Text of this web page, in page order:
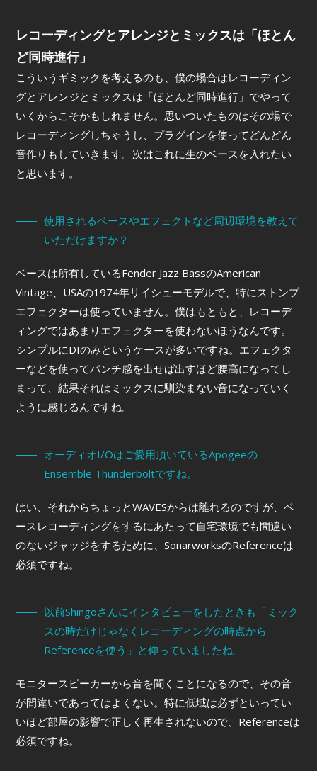
レコーディングとアレンジとミックスは「ほとん
ど同時進行」
こういうギミックを考えるのも、僕の場合はレコーディン
グとアレンジとミックスは「ほとんど同時進行」でやって
いくからこそかもしれません。思いついたものはその場で
レコーディングしちゃうし、プラグインを使ってどんどん
音作りもしていきます。次はこれに生のベースを入れたい
と思います。
使用されるベースやエフェクトなど周辺環境を教えて
いただけますか？
ベースは所有しているFender Jazz BassのAmerican
Vintage、USAの1974年リイシューモデルで、特にストンプ
エフェクターは使っていません。僕はもともと、レコーデ
ィングではあまりエフェクターを使わないほうなんです。
シンプルにDIのみというケースが多いですね。エフェクタ
ーなどを使ってパンチ感を出せば出すほど腰高になってし
まって、結果それはミックスに馴染まない音になっていく
ように感じるんですね。
オーディオI/Oはご愛用頂いているApogeeの
Ensemble Thunderboltですね。
はい、それからちょっとWAVESからは離れるのですが、ベ
ースレコーディングをするにあたって自宅環境でも間違い
のないジャッジをするために、SonarworksのReferenceは
必須ですね。
以前Shingoさんにインタビューをしたときも「ミック
スの時だけじゃなくレコーディングの時点から
Referenceを使う」と仰っていましたね。
モニタースピーカーから音を聞くことになるので、その音
が間違いであってはよくない。特に低域は必ずといってい
いほど部屋の影響で正しく再生されないので、Referenceは
必須ですね。